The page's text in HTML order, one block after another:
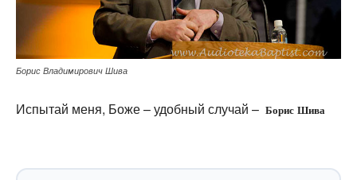
Борис Владимирович Шива
Испытай меня, Боже – удобный случай – Борис Шива